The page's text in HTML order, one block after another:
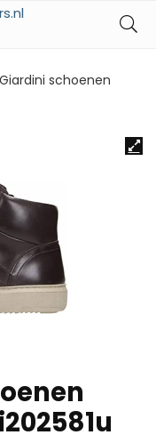
schoenen